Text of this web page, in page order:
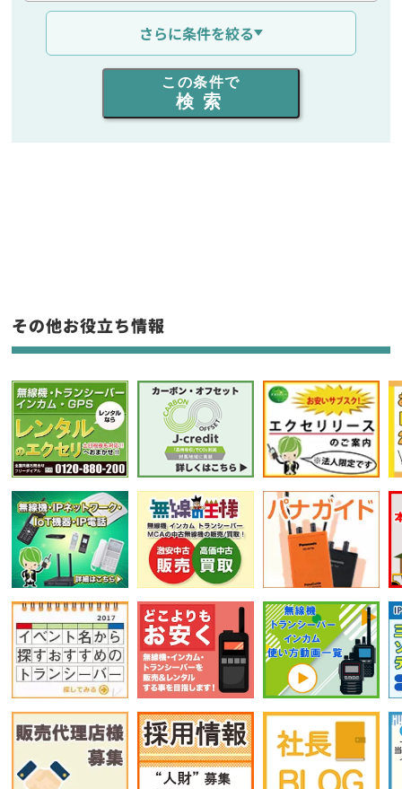
通信距離を選ぶ
出力を選ぶ
同時通話人数を選ぶ
フリーワード入力(製品名等)
選択条件をリセット
さらに条件を絞る
この条件で
検索
その他お役立ち情報